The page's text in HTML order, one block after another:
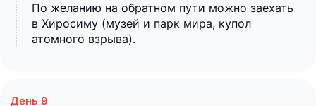
По желанию на обратном пути можно заехать
в Хиросиму (музей и парк мира, купол
атомного взрыва).